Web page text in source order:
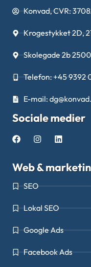
Konvad, CVR:
Krogestykket 2D,
Skolegade 2b
Telefon: +45 9392
E-mail:
Sociale medier
Web &
SEO
Lokal SEO
Google Ads
Facebook Ads